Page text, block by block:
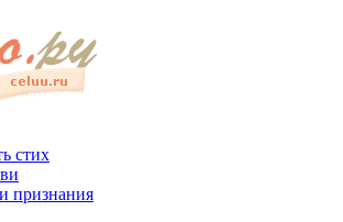
стих
признания